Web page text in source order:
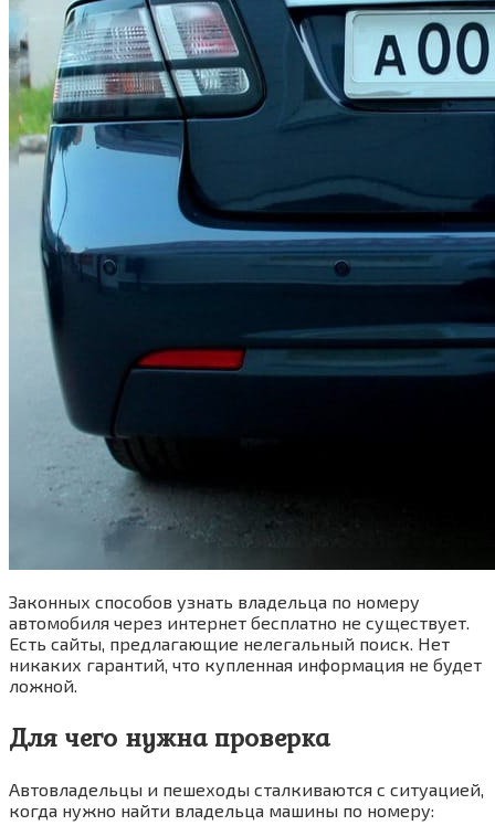
Законных способов узнать владельца по номеру
автомобиля через интернет бесплатно не существует.
Есть сайты, предлагающие нелегальный поиск. Нет
никаких гарантий, что купленная информация не будет
ложной.
Для чего нужна проверка
Автовладельцы и пешеходы сталкиваются с ситуацией,
когда нужно найти владельца машины по номеру: